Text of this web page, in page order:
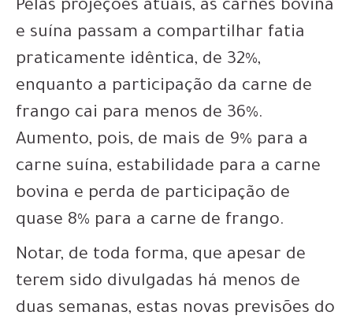
Pelas projeções atuais, as carnes bovina
e suína passam a compartilhar fatia
praticamente idêntica, de 32%,
enquanto a participação da carne de
frango cai para menos de 36%.
Aumento, pois, de mais de 9% para a
carne suína, estabilidade para a carne
bovina e perda de participação de
quase 8% para a carne de frango.
Notar, de toda forma, que apesar de
terem sido divulgadas há menos de
duas semanas, estas novas previsões do